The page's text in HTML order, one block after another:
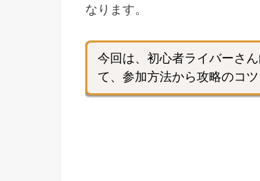
なります。
今回は、初心者ライバーさ
て、参加方法から攻略のコ